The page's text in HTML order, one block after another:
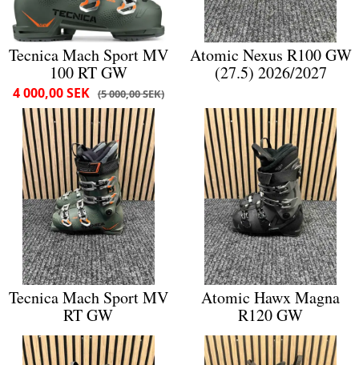
Tecnica Mach Sport MV
100 RT GW
5 000,00 SEK
4 000,00 SEK
Atomic Nexus R100 GW
(27.5) 2026/2027
Tecnica Mach Sport MV
RT GW
Atomic Hawx Magna
R120 GW